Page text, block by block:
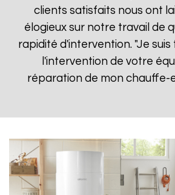
clients satisfaits nous ont
élogieux sur notre travail de
rapidité d'intervention. "Je
l'intervention de votre
réparation de mon chauffe-